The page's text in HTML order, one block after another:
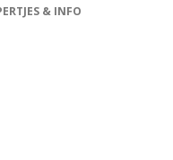
& INFO